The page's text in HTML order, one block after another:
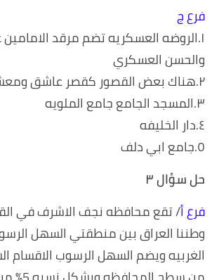
فرع ج
١.الروضه العسكريه تضم مرقد
والحسن العسكري
٢.هناك بعض القصور كقصر عاشق ومعشوق
٣.المسجد الجامع جامع الملويه
٤.دار الخليفه
٥.جامع ابي دلف
حل سؤال ٣
فرع أ/ تقع محافظه نجف الاشرف في
وطننا العراق بين منطقتي السهل
الغربيه ويضم السهل الرسوب الاقسام